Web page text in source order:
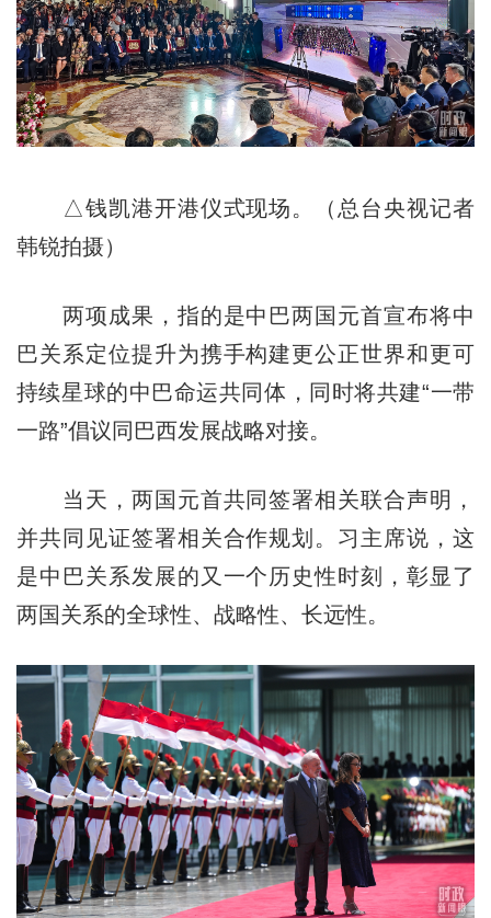
△钱凯港开港仪式现场。（总台央视记者
韩锐拍摄）
两项成果，指的是中巴两国元首宣布将中
巴关系定位提升为携手构建更公正世界和更可
持续星球的中巴命运共同体，同时将共建“一带
一路”倡议同巴西发展战略对接。
当天，两国元首共同签署相关联合声明，
并共同见证签署相关合作规划。习主席说，这
是中巴关系发展的又一个历史性时刻，彰显了
两国关系的全球性、战略性、长远性。